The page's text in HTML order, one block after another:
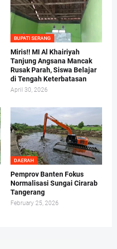
BUPATI SERANG
Miris!! MI Al Khairiyah
Tanjung Angsana Mancak
Rusak Parah, Siswa Belajar
di Tengah Keterbatasan
April 30, 2026
DAERAH
Pemprov Banten Fokus
Normalisasi Sungai Cirarab
Tangerang
February 25, 2026